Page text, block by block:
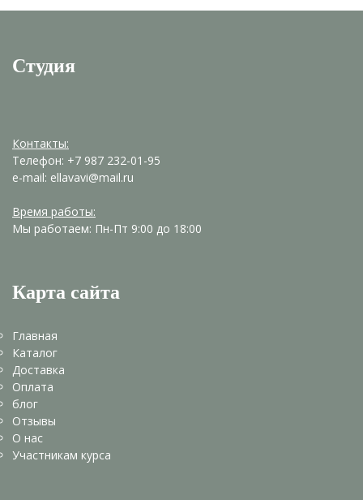
Студия
Контакты:
Телефон: +7 987 232-01-95
e-mail: ellavavi@mail.ru
Время работы:
Мы работаем: Пн-Пт 9:00 до 18:00
Карта сайта
Главная
Каталог
Доставка
Оплата
блог
Отзывы
О нас
Участникам курса